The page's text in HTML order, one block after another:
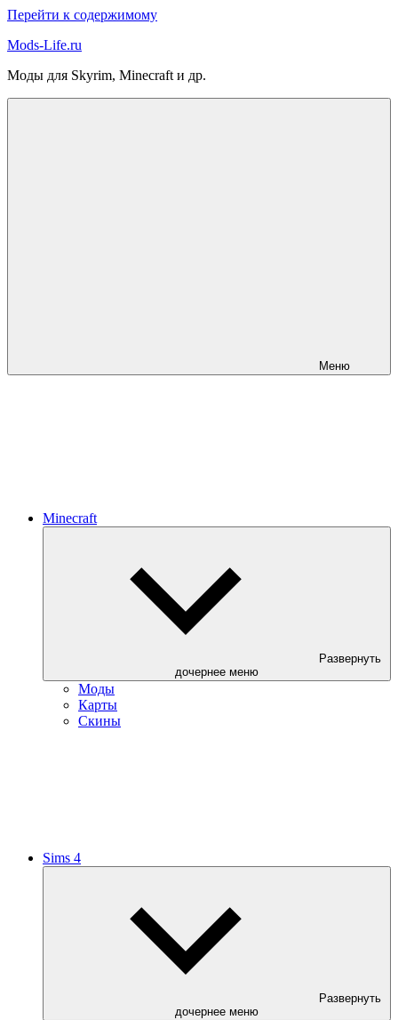
Перейти к содержимому
Mods-Life.ru
Моды для Skyrim, Minecraft и др.
Меню
Minecraft
Развернуть
дочернее меню
Моды
Карты
Скины
Sims 4
Развернуть
дочернее меню